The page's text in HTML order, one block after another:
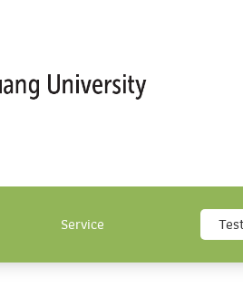
Service